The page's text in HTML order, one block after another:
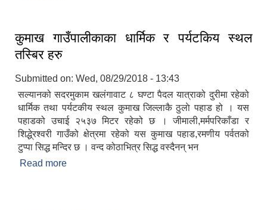
कुमाख गाउँपालीकाका धार्मिक र पर्यटकिय स्थल
तस्बिर हरु
Submitted on: Wed, 08/29/2018 - 13:43
सल्यानको सदरमुकाम खलंगावाट ८ घण्टा पैदल यात्राको दुरीमा रहेको
धार्मिक तथा पर्यटकीय स्थल कुमाख जिल्लाकै ठुलाे पहाड हो । यस
पहाडको उचाई २५३७ मिटर रहेको छ । जीमाली,मर्मपरिकाँडा र
शिद्धे्रश्वरी गाउँको क्षेत्रमा रहेको यस कुमाख पहाड,रमणीय पर्वतको
टुप्पा सिद्ध मन्दिर छ । वन्द कोठाभित्र सिद्ध वस्दैनन् भन
Read more